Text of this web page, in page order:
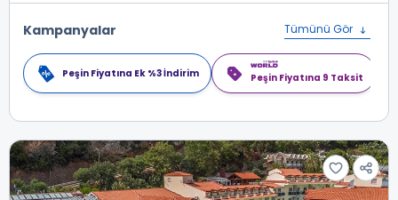
Kampanyalar Tümünü Gör
Peşin Fiyatına Ek %3 İndirim Peşin Fiyatına 9 Taksit